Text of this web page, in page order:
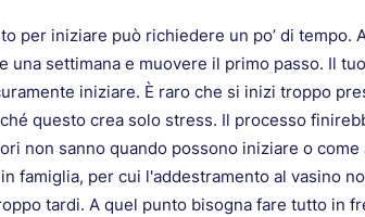
per iniziare può richiedere un po’ di tempo.
una settimana e muovere il primo passo. Il
iniziare. È raro che si inizi troppo
questo crea solo stress. Il processo
non sanno quando possono iniziare o
famiglia, per cui l'addestramento al vasino
tardi. A quel punto bisogna fare tutto in